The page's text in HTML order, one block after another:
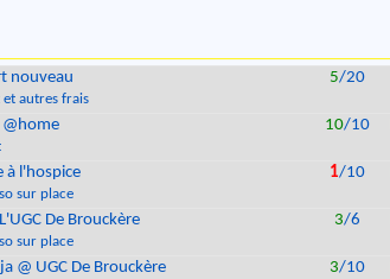
nouveau
autres frais
5/20
@home 10/10
à l'hospice
sur place
1/10
De Brouckère
sur place
3/6
@ UGC De Brouckère 3/10